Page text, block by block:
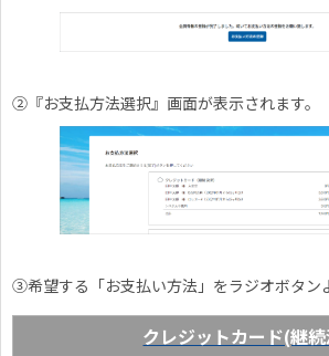
②『お支払方法選択』画面が表示されます。
③希望する「お支払い方法」をラジオボタン
クレジットカード(継